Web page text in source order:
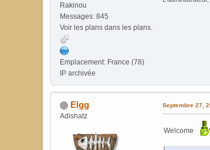
Rakinou
Messages: 845
Voir les plans dans les plans.
Emplacement: France (78)
IP archivée
Elgg
Adishatz
Septembre 27,
Welcome